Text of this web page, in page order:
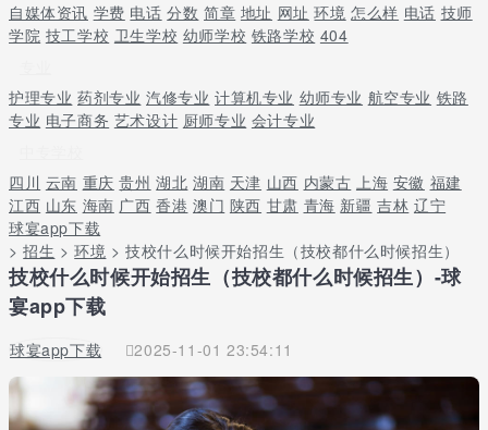
自媒体资讯 学费 电话 分数 简章 地址 网址 环境 怎么样 电话 技师
学院 技工学校 卫生学校 幼师学校 铁路学校 404
护理专业 药剂专业 汽修专业 计算机专业 幼师专业 航空专业 铁路
专业 电子商务 艺术设计 厨师专业 会计专业
四川 云南 重庆 贵州 湖北 湖南 天津 山西 内蒙古 上海 安徽 福建
江西 山东 海南 广西 香港 澳门 陕西 甘肃 青海 新疆 吉林 辽宁
球宴app下载
>招生 >环境 > 技校什么时候开始招生（技校都什么时候招生）
技校什么时候开始招生（技校都什么时候招生）-球
宴app下载
球宴app下载 2025-11-01 23:54:11